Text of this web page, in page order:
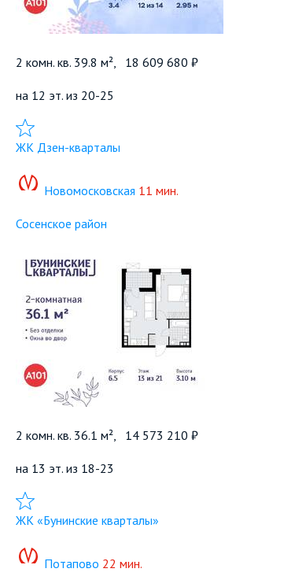
2 комн. кв. 39.8 м², 18 609 680 ₽
на 12 эт. из 20-25
Добавить в избранное
ЖК Дзен-кварталы
Новомосковская 11 мин.
Сосенское район
2 комн. кв. 36.1 м², 14 573 210 ₽
на 13 эт. из 18-23
Добавить в избранное
ЖК «Бунинские кварталы»
Потапово 22 мин.